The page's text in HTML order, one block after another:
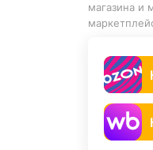
магазина и